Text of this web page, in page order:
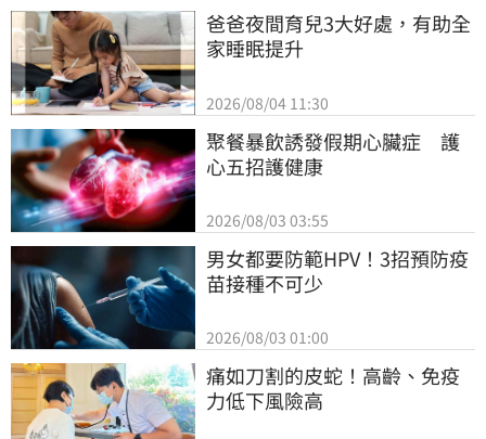
爸爸夜間育兒3大好處，有助全
家睡眠提升
2026/08/04 11:30
聚餐暴飲誘發假期心臟症　護
心五招護健康
2026/08/03 03:55
男女都要防範HPV！3招預防疫
苗接種不可少
2026/08/03 01:00
痛如刀割的皮蛇！高齡、免疫
力低下風險高